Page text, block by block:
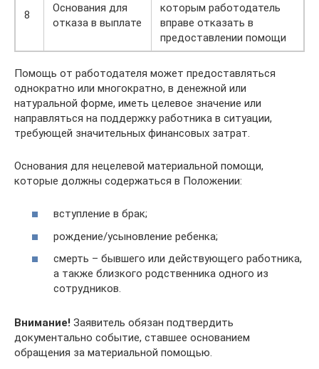
8
Основания для
отказа в выплате
которым работодатель
вправе отказать в
предоставлении помощи
Помощь от работодателя может предоставляться
однократно или многократно, в денежной или
натуральной форме, иметь целевое значение или
направляться на поддержку работника в ситуации,
требующей значительных финансовых затрат.
Основания для нецелевой материальной помощи,
которые должны содержаться в Положении:
вступление в брак;
рождение/усыновление ребенка;
смерть – бывшего или действующего работника,
а также близкого родственника одного из
сотрудников.
Внимание! Заявитель обязан подтвердить
документально событие, ставшее основанием
обращения за материальной помощью.